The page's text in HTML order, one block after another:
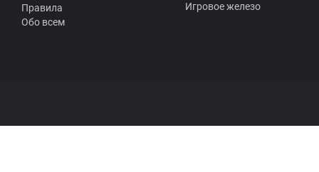
Правила
Обо всем
Игровое железо